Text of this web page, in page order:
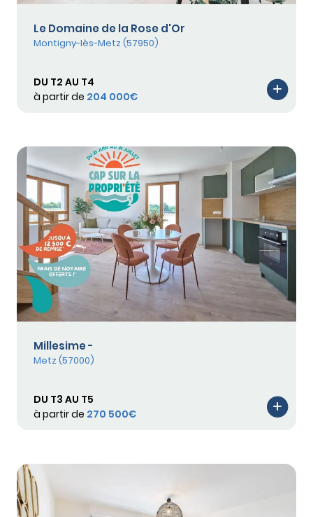
Le Domaine de la Rose d'Or
Montigny-lès-Metz (57950)
DU T2 AU T4
à partir de 204 000€
Millesime -
Metz (57000)
DU T3 AU T5
à partir de 270 500€